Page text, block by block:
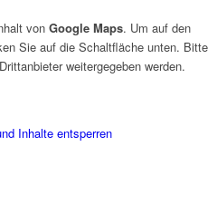
von Google Maps. Um auf den
Sie auf die Schaltfläche unten. Bitte
weitergegeben werden.
Inhalte entsperren